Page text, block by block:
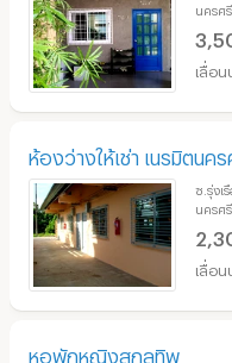
นครศ
ห้องว่างให้เช่า เนรมิตนค
ซ.รุ่งเ
นครศ
หอพักหญิงสกุลทิพ